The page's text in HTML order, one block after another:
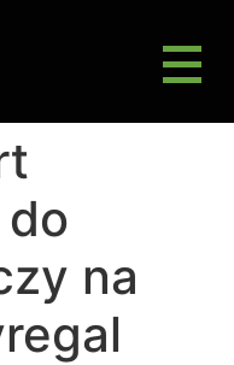
na